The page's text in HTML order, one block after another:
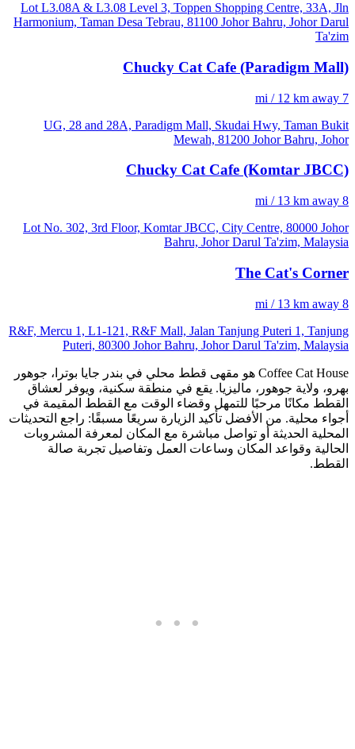
Lot L3.08A & L3.08 Level 3, Toppen Shopping Centre, 33A, Jln
Harmonium, Taman Desa Tebrau, 81100 Johor Bahru, Johor Darul
Ta'zim
Chucky Cat Cafe (Paradigm Mall)
7 mi / 12 km away
UG, 28 and 28A, Paradigm Mall, Skudai Hwy, Taman Bukit
Mewah, 81200 Johor Bahru, Johor
Chucky Cat Cafe (Komtar JBCC)
8 mi / 13 km away
Lot No. 302, 3rd Floor, Komtar JBCC, City Centre, 80000 Johor
Bahru, Johor Darul Ta'zim, Malaysia
The Cat's Corner
8 mi / 13 km away
R&F, Mercu 1, L1-121, R&F Mall, Jalan Tanjung Puteri 1, Tanjung
Puteri, 80300 Johor Bahru, Johor Darul Ta'zim, Malaysia
Coffee Cat House هو مقهى قطط محلي في بندر جايا بوترا، جوهور
بهرو، ولاية جوهور، ماليزيا. يقع في منطقة سكنية، ويوفر لعشاق
القطط مكانًا مرحبًا للتمهل وقضاء الوقت مع القطط المقيمة في
أجواء محلية. من الأفضل تأكيد الزيارة سريعًا مسبقًا: راجع التحديثات
المحلية الحديثة أو تواصل مباشرة مع المكان لمعرفة المشروبات
الحالية وقواعد المكان وساعات العمل وتفاصيل تجربة صالة
القطط.